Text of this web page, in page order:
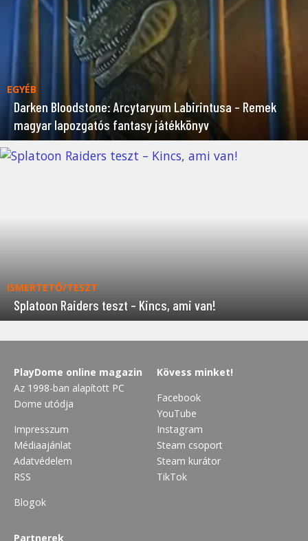
EGYÉB
Darken Bloodstone: Arcytaryum Labirintusa – Remek
magyar lapozgatós fantasy játékkönyv
ISMERTETŐ/TESZT
Splatoon Raiders teszt – Kincs, ami van!
PlayDome online magazin
Az 1998-ban alapított PC
Dome utódja
Impresszum
Médiaajánlat
Adatvédelem
RSS
Blogok
Kövess minket!
Facebook
YouTube
Instagram
Steam csoport
Steam kurátor
TikTok
Partnerek